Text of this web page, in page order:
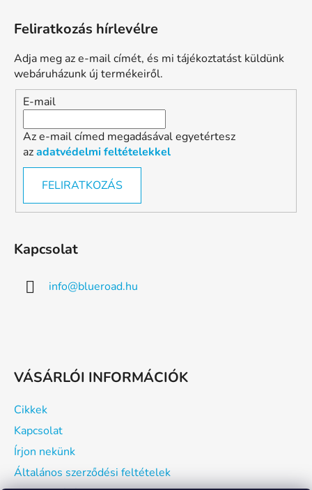
Feliratkozás hírlevélre
Adja meg az e-mail címét, és mi tájékoztatást küldünk
webáruházunk új termékeiről.
E-mail
Az e-mail címed megadásával egyetértesz
azadatvédelmi feltételekkel
FELIRATKOZÁS
Kapcsolat
info@blueroad.hu
VÁSÁRLÓI INFORMÁCIÓK
Cikkek
Kapcsolat
Írjon nekünk
Általános szerződési feltételek